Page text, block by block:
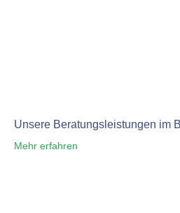
Unsere Beratungsleistungen im
Mehr erfahren